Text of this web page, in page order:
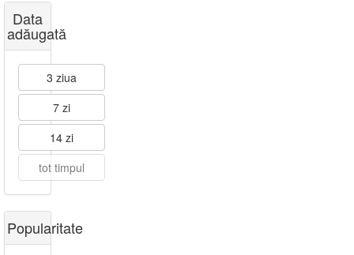
Data
adăugată
3 ziua
7 zi
14 zi
tot timpul
Popularitate